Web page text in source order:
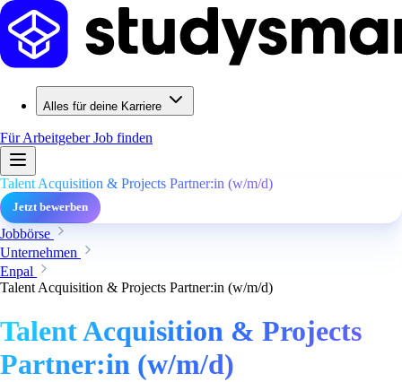
Alles für deine Karriere
Für ArbeitgeberJob finden
Talent Acquisition & Projects Partner:in (w/m/d)
Jetzt bewerben
Jobbörse
Unternehmen
Enpal
Talent Acquisition & Projects Partner:in (w/m/d)
Talent Acquisition & Projects
Partner:in (w/m/d)